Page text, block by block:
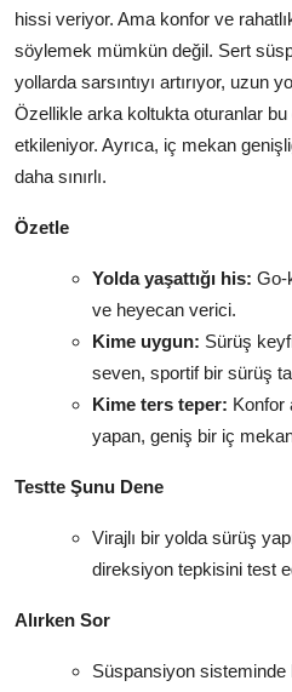
hissi veriyor. Ama konfor ve
söylemek mümkün değil. Sert
yollarda sarsıntıyı artırıyor, uzun
Özellikle arka koltukta oturanlar
etkileniyor. Ayrıca, iç mekan
daha sınırlı.
Özetle
Yolda yaşattığı his: Go-
ve heyecan verici.
Kime uygun: Sürüş
seven, sportif bir sürüş
Kime ters teper: Konfor
yapan, geniş bir iç
Testte Şunu Dene
Virajlı bir yolda sürüş
direksiyon tepkisini test
Alırken Sor
Süspansiyon